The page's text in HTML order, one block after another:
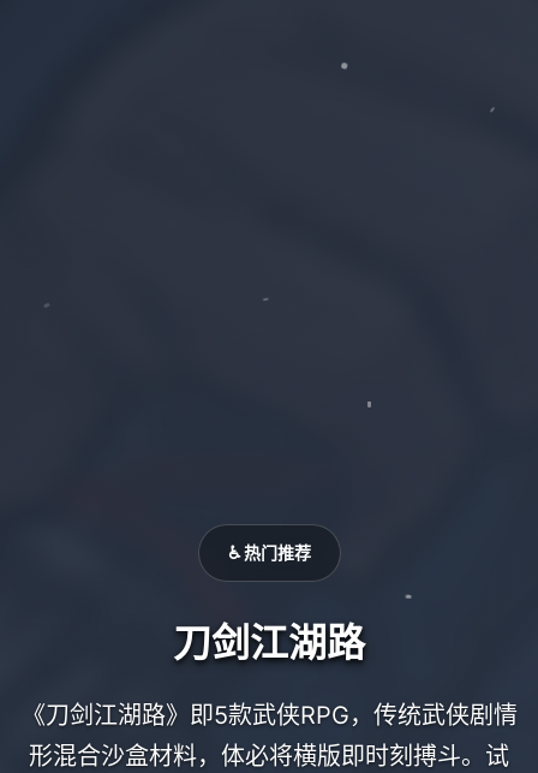
♿ 热门推荐
刀剑江湖路
《刀剑江湖路》即5款武侠RPG，传统武侠剧情
形混合沙盒材料，体必将横版即时刻搏斗。试